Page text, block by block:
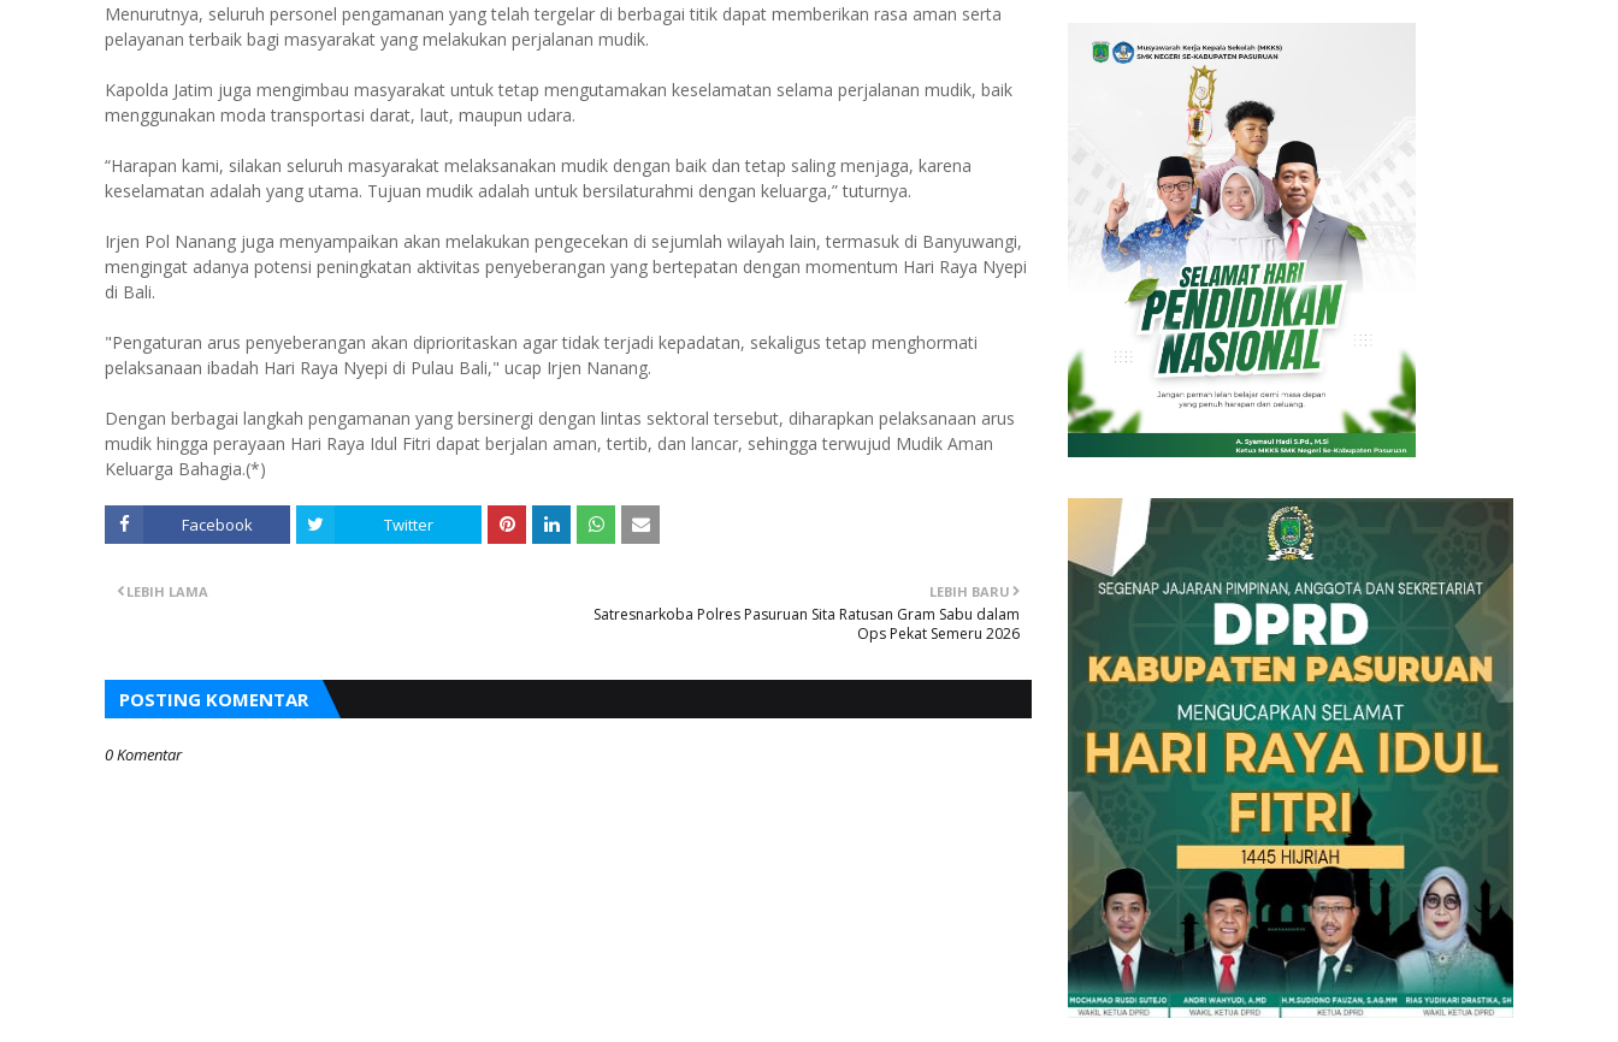
Menurutnya, seluruh personel pengamanan yang telah tergelar di berbagai titik dapat memberikan rasa aman serta
pelayanan terbaik bagi masyarakat yang melakukan perjalanan mudik.
Kapolda Jatim juga mengimbau masyarakat untuk tetap mengutamakan keselamatan selama perjalanan mudik, baik
menggunakan moda transportasi darat, laut, maupun udara.
“Harapan kami, silakan seluruh masyarakat melaksanakan mudik dengan baik dan tetap saling menjaga, karena
keselamatan adalah yang utama. Tujuan mudik adalah untuk bersilaturahmi dengan keluarga,” tuturnya.
Irjen Pol Nanang juga menyampaikan akan melakukan pengecekan di sejumlah wilayah lain, termasuk di Banyuwangi,
mengingat adanya potensi peningkatan aktivitas penyeberangan yang bertepatan dengan momentum Hari Raya Nyepi
di Bali.
"Pengaturan arus penyeberangan akan diprioritaskan agar tidak terjadi kepadatan, sekaligus tetap menghormati
pelaksanaan ibadah Hari Raya Nyepi di Pulau Bali," ucap Irjen Nanang.
Dengan berbagai langkah pengamanan yang bersinergi dengan lintas sektoral tersebut, diharapkan pelaksanaan arus
mudik hingga perayaan Hari Raya Idul Fitri dapat berjalan aman, tertib, dan lancar, sehingga terwujud Mudik Aman
Keluarga Bahagia.(*)
Facebook Twitter
LEBIH BARU
Satresnarkoba Polres Pasuruan Sita Ratusan Gram Sabu dalam
Ops Pekat Semeru 2026
LEBIH LAMA
POSTING KOMENTAR
0 Komentar